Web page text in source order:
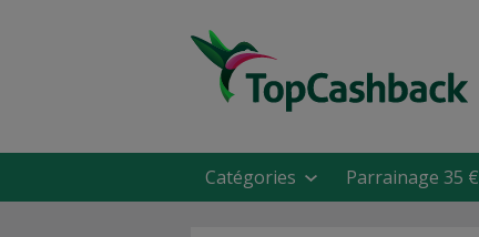
Catégories Parrainage 35 €